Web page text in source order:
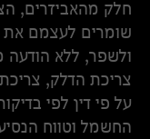
חלק מהאביזרים,
שומרים לעצמם את
ולשפר, ללא הודעה
צריכת הדלק,
על פי דין לפי
החשמל וטווח